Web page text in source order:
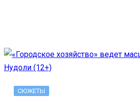
СЮЖЕТЫ